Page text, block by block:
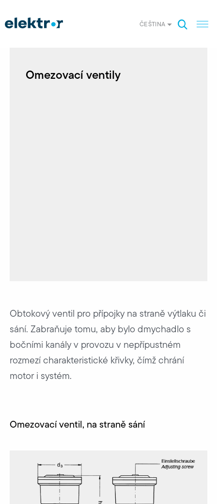
ČEŠTINA
Omezovací ventily
Obtokový ventil pro přípojky na straně výtlaku či
sání. Zabraňuje tomu, aby bylo dmychadlo s
bočními kanály v provozu v nepřípustném
rozmezí charakteristické křivky, čímž chrání
motor i systém.
Omezovací ventil, na straně sání